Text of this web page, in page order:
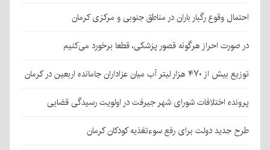
احتمال وقوع رگبار باران در مناطق جنوبی و مرکزی کرمان
در صورت احراز هرگونه قصور پزشکی، قطعا برخورد می‌کنیم
توزیع بیش از ۴۷۰ هزار لیتر آب میان عزاداران جامانده اربعین در کرمان
پرونده اختلافات شورای شهر جیرفت در اولویت رسیدگی قضایی
طرح جدید دولت برای رفع سوءتغذیه کودکان کرمان